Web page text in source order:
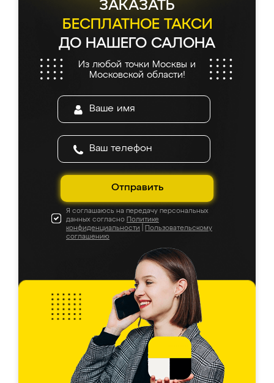
ЗАКАЗАТЬ
БЕСПЛАТНОЕ ТАКСИ
ДО НАШЕГО САЛОНА
Из любой точки Москвы и
Московской области!
Отправить
Я соглашаюсь на передачу персональных
данных согласно Политике
конфиденциальности
Пользовательскому
соглашению